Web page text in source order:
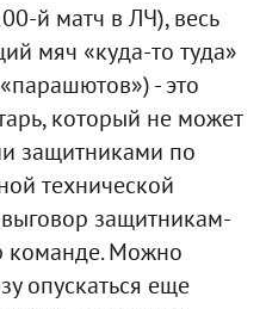
й матч в ЛЧ), весь
мяч «куда-то туда»
- это
который не может
защитниками по
технической
защитникам-
команде. Можно
опускаться еще